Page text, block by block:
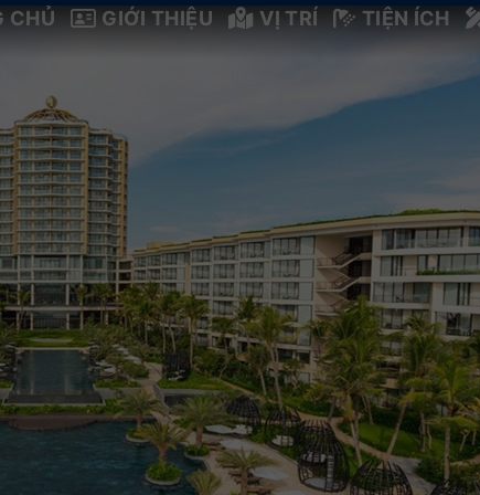
CHỦ GIỚI THIỆU VỊ TRÍ TIỆN ÍCH